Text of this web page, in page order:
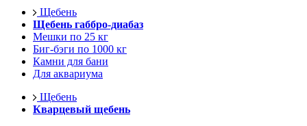
Щебень
Щебень габбро-диабаз
Мешки по 25 кг
Биг-бэги по 1000 кг
Камни для бани
Для аквариума
Щебень
Кварцевый щебень